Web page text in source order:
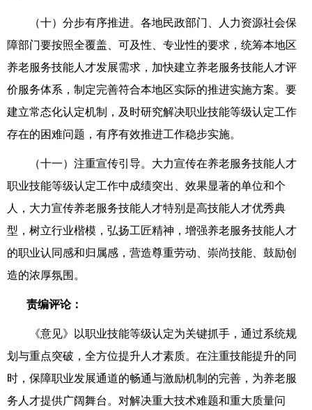
（十）分步有序推进。各地民政部门、人力资源社会保
障部门要按照全覆盖、可及性、专业性的要求，统筹本地区
养老服务技能人才发展需求，加快建立养老服务技能人才评
价服务体系，制定完善符合本地区实际的推进实施方案。要
建立常态化认定机制，及时研究解决职业技能等级认定工作
存在的困难问题，有序有效推进工作稳步实施。
（十一）注重宣传引导。大力宣传在养老服务技能人才
职业技能等级认定工作中成绩突出、效果显著的单位和个
人，大力宣传养老服务技能人才特别是高技能人才优秀典
型，树立行业楷模，弘扬工匠精神，增强养老服务技能人才
的职业认同感和归属感，营造尊重劳动、崇尚技能、鼓励创
造的浓厚氛围。
责编评论：
《意见》以职业技能等级认定为关键抓手，通过系统规
划与重点突破，全方位提升人才素质。在注重技能提升的同
时，保障职业发展通道的畅通与激励机制的完善，为养老服
务人才提供广阔舞台。对解决重大技术难题和重大质量问